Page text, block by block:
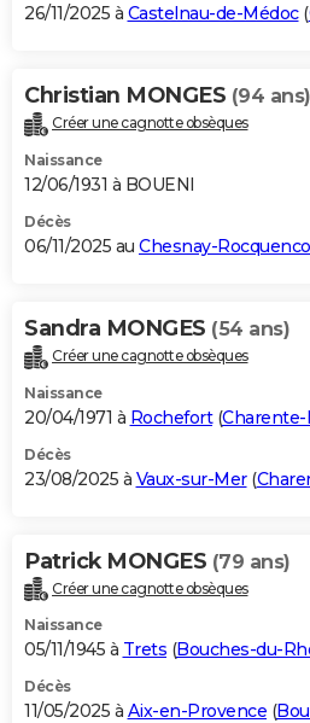
S'inscrire
Se connecter
Lycées
Collèges
Primaires
Universités
Entreprises
Service militaire
Avis de recherche
AVIS DE DÉCÈS
Bricolage
Lifestyle
Culture
Sport
Auto
Television
Voyage
Cinema
26/11/2025 à Castelnau-de-Médoc(
Christian MONGES (94 ans)
Créer une cagnotte obsèques
Naissance
12/06/1931 à BOUENI
Décès
06/11/2025 au Chesnay-
Sandra MONGES (54 ans)
Créer une cagnotte obsèques
Naissance
20/04/1971 à Rochefort(
Décès
23/08/2025 à Vaux-sur-Mer(
Patrick MONGES (79 ans)
Créer une cagnotte obsèques
Naissance
05/11/1945 à Trets (Bouches-du-
Décès
11/05/2025 à Aix-en-Provence (